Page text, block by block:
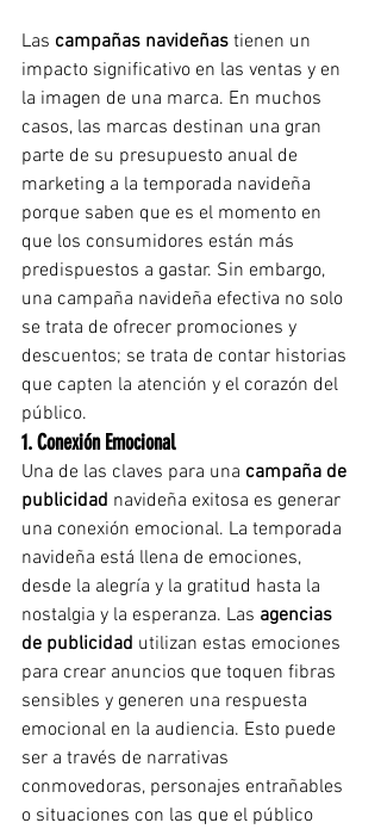
Las campañas navideñas tienen un
impacto significativo en las ventas y en
la imagen de una marca. En muchos
casos, las marcas destinan una gran
parte de su presupuesto anual de
marketing a la temporada navideña
porque saben que es el momento en
que los consumidores están más
predispuestos a gastar. Sin embargo,
una campaña navideña efectiva no solo
se trata de ofrecer promociones y
descuentos; se trata de contar historias
que capten la atención y el corazón del
público.
1. Conexión Emocional
Una de las claves para una campaña de
publicidad navideña exitosa es generar
una conexión emocional. La temporada
navideña está llena de emociones,
desde la alegría y la gratitud hasta la
nostalgia y la esperanza. Las agencias
de publicidad utilizan estas emociones
para crear anuncios que toquen fibras
sensibles y generen una respuesta
emocional en la audiencia. Esto puede
ser a través de narrativas
conmovedoras, personajes entrañables
o situaciones con las que el público